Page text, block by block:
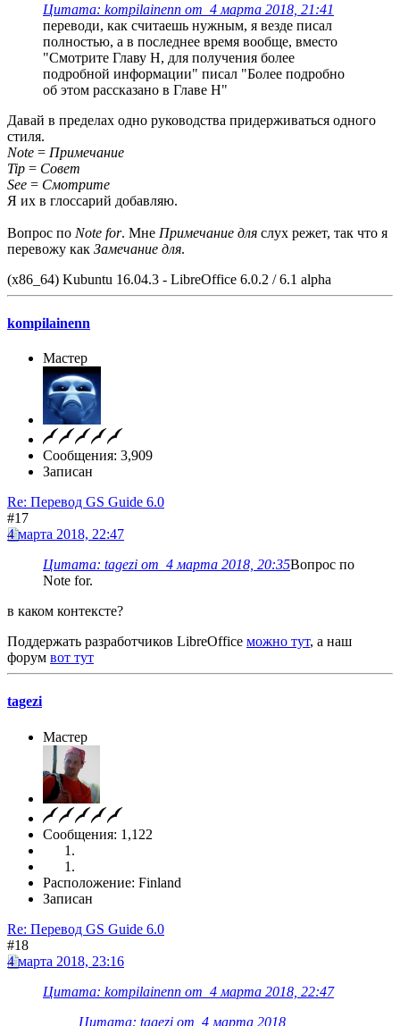
Цитата: kompilainenn от 4 марта 2018, 21:41
переводи, как считаешь нужным, я везде писал
полностью, а в последнее время вообще, вместо
"Смотрите Главу Н, для получения более
подробной информации" писал "Более подробно
об этом рассказано в Главе Н"
Давай в пределах одно руководства придерживаться одного
стиля.
Note = Примечание
Tip = Совет
See = Смотрите
Я их в глоссарий добавляю.
Вопрос по Note for. Мне Примечание для слух режет, так что я
перевожу как Замечание для.
(x86_64) Kubuntu 16.04.3 - LibreOffice 6.0.2 / 6.1 alpha
kompilainenn
Мастер
Сообщения: 3,909
Записан
Re: Перевод GS Guide 6.0
#17
4 марта 2018, 22:47
Цитата: tagezi от 4 марта 2018, 20:35Вопрос по
Note for.
в каком контексте?
Поддержать разработчиков LibreOffice можно тут, а наш
форум вот тут
tagezi
Мастер
Сообщения: 1,122
Расположение: Finland
Записан
Re: Перевод GS Guide 6.0
#18
4 марта 2018, 23:16
Цитата: kompilainenn от 4 марта 2018, 22:47
Цитата: tagezi от 4 марта 2018,